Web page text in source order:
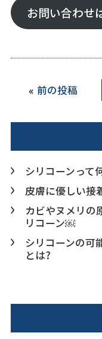
お問い合わせ
前の投稿
シリコーンっ
皮膚に優しい接
カビやヌメリの
リコーン￼
シリコーンの可
とは?